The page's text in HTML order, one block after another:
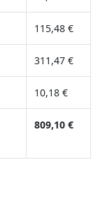
115,48 €
311,47 €
10,18 €
809,10 €